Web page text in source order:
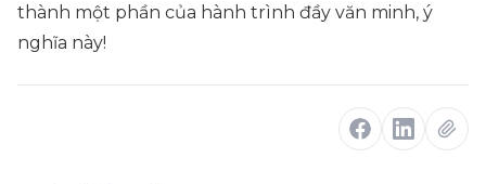
thành một phần của hành trình đầy văn minh, ý
nghĩa này!